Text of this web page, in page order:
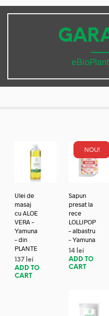
Ulei de
masaj
cu ALOE
VERA –
Yamuna
– din
PLANTE
137 lei
ADD TO
CART
NOU!
Sapun
presat la
rece
LOLLIPOP
– albastru
– Yamuna
14 lei
ADD TO
CART